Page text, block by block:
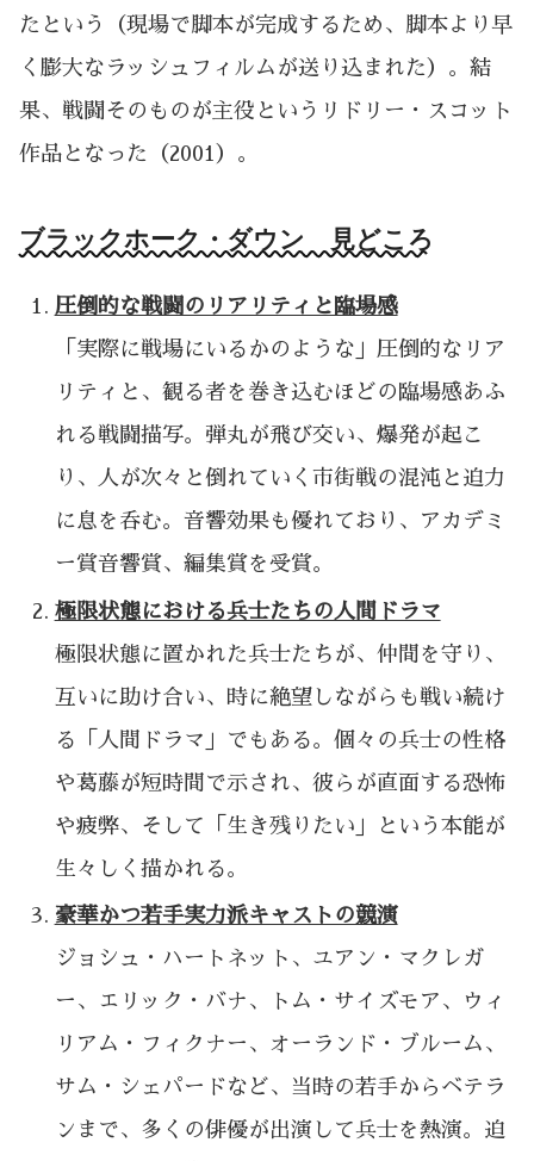
たという（現場で脚本が完成するため、脚本より早
く膨大なラッシュフィルムが送り込まれた）。結
果、戦闘そのものが主役というリドリー・スコット
作品となった（2001）。
ブラックホーク・ダウン 見どころ
圧倒的な戦闘のリアリティと臨場感
「実際に戦場にいるかのような」圧倒的なリア
リティと、観る者を巻き込むほどの臨場感あふ
れる戦闘描写。弾丸が飛び交い、爆発が起こ
り、人が次々と倒れていく市街戦の混沌と迫力
に息を呑む。音響効果も優れており、アカデミ
ー賞音響賞、編集賞を受賞。
極限状態における兵士たちの人間ドラマ
極限状態に置かれた兵士たちが、仲間を守り、
互いに助け合い、時に絶望しながらも戦い続け
る「人間ドラマ」でもある。個々の兵士の性格
や葛藤が短時間で示され、彼らが直面する恐怖
や疲弊、そして「生き残りたい」という本能が
生々しく描かれる。
豪華かつ若手実力派キャストの競演
ジョシュ・ハートネット、ユアン・マクレガ
ー、エリック・バナ、トム・サイズモア、ウィ
リアム・フィクナー、オーランド・ブルーム、
サム・シェパードなど、当時の若手からベテラ
ンまで、多くの俳優が出演して兵士を熱演。迫